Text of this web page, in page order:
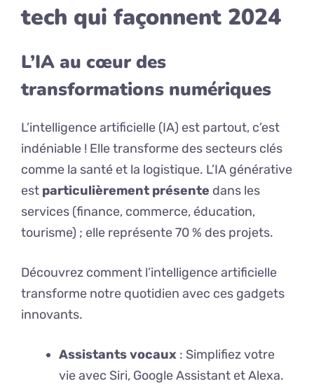
tech qui façonnent 2024
L’IA au cœur des
transformations numériques
L’intelligence artificielle (IA) est partout, c’est
indéniable ! Elle transforme des secteurs clés
comme la santé et la logistique. L’IA générative
est particulièrement présente dans les
services (finance, commerce, éducation,
tourisme) ; elle représente 70 % des projets.
Découvrez comment l’intelligence artificielle
transforme notre quotidien avec ces gadgets
innovants.
Assistants vocaux : Simplifiez votre
vie avec Siri, Google Assistant et Alexa.